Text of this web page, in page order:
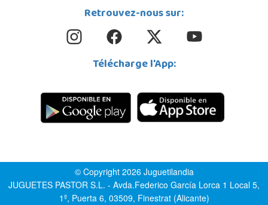
Retrouvez-nous sur:
Télécharge l'App:
© Copyright 2026 Juguetilandia
JUGUETES PASTOR S.L. - Avda.Federico García Lorca 1 Local 5,
1º, Puerta 6, 03509, Finestrat (Alicante)